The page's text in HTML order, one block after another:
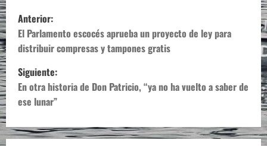
N
a
v
e
g
a
Anterior:
El Parlamento escocés aprueba un proyecto de ley para
distribuir compresas y tampones gratis
Siguiente:
En otra historia de Don Patricio, “ya no ha vuelto a saber de
ese lunar”